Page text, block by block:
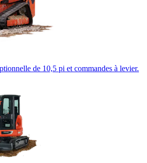
de 10,5 pi et commandes à levier.